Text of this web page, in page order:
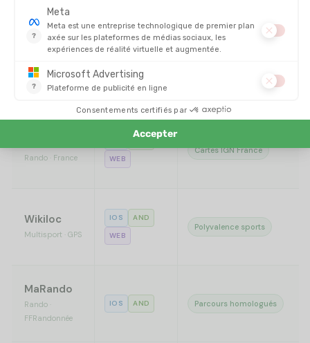
Komoot
Rando · Vélo ·
Gravel
IOS
AND
Planification sur mesure
Rando · France
WEB
Cartes IGN France
Wikiloc
Multisport · GPS
IOS
AND
WEB
Polyvalence sports
MaRando
Rando ·
FFRandonnée
IOS AND Parcours homologués